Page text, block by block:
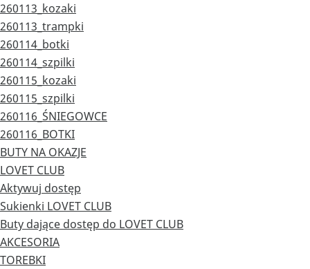
260113_kozaki
260113_trampki
260114_botki
260114_szpilki
260115_kozaki
260115_szpilki
260116_ŚNIEGOWCE
260116_BOTKI
BUTY NA OKAZJE
LOVET CLUB
Aktywuj dostęp
Sukienki LOVET CLUB
Buty dające dostęp do LOVET CLUB
AKCESORIA
TOREBKI